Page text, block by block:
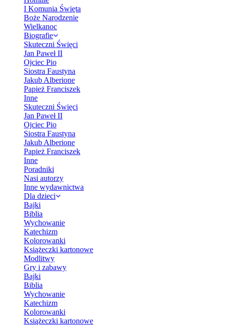
I Komunia Święta
Boże Narodzenie
Wielkanoc
Biografie
Skuteczni Święci
Jan Paweł II
Ojciec Pio
Siostra Faustyna
Jakub Alberione
Papież Franciszek
Inne
Skuteczni Święci
Jan Paweł II
Ojciec Pio
Siostra Faustyna
Jakub Alberione
Papież Franciszek
Inne
Poradniki
Nasi autorzy
Inne wydawnictwa
Dla dzieci
Bajki
Biblia
Wychowanie
Katechizm
Kolorowanki
Książeczki kartonowe
Modlitwy
Gry i zabawy
Bajki
Biblia
Wychowanie
Katechizm
Kolorowanki
Książeczki kartonowe